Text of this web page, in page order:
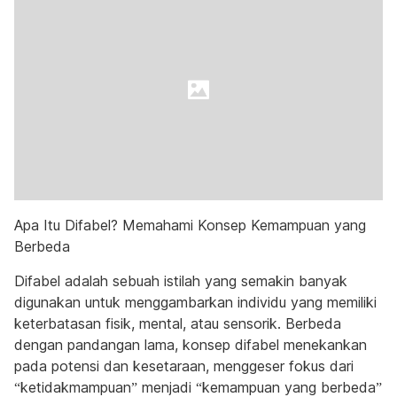
Apa Itu Difabel? Memahami Konsep Kemampuan yang
Berbeda
Difabel adalah sebuah istilah yang semakin banyak
digunakan untuk menggambarkan individu yang memiliki
keterbatasan fisik, mental, atau sensorik. Berbeda
dengan pandangan lama, konsep difabel menekankan
pada potensi dan kesetaraan, menggeser fokus dari
“ketidakmampuan” menjadi “kemampuan yang berbeda”